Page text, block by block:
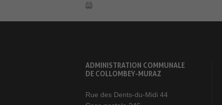
ADMINISTRATION COMMUNALE
DE COLLOMBEY-MURAZ
Rue des Dents-du-Midi 44